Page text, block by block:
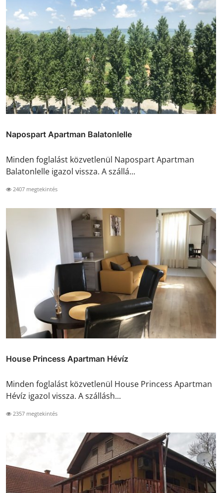
Napospart Apartman Balatonlelle
Minden foglalást közvetlenül Napospart Apartman
Balatonlelle igazol vissza. A szállá...
2407 megtekintés
House Princess Apartman Hévíz
Minden foglalást közvetlenül House Princess Apartman
Hévíz igazol vissza. A szállásh...
2357 megtekintés